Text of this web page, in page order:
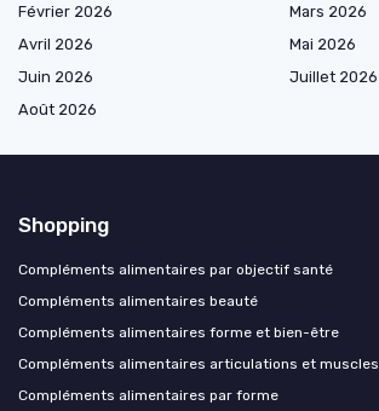
Février 2026
Mars 2026
Avril 2026
Mai 2026
Juin 2026
Juillet 2026
Août 2026
Shopping
Compléments alimentaires par objectif santé
Compléments alimentaires beauté
Compléments alimentaires forme et bien-être
Compléments alimentaires articulations et muscles
Compléments alimentaires par forme